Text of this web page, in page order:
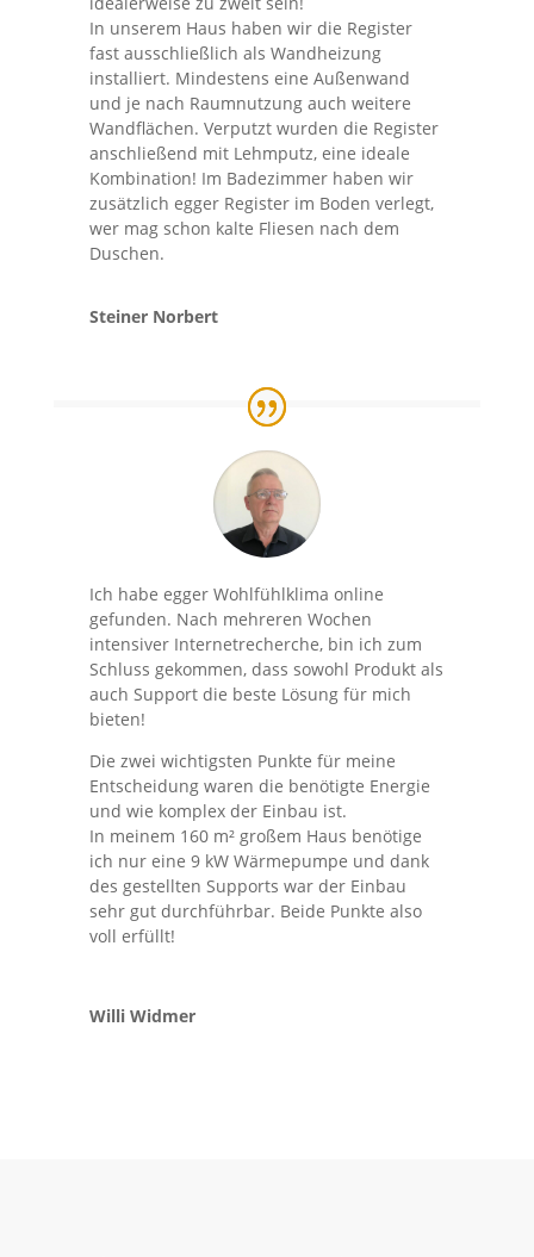
In unserem Haus haben wir die Register
fast ausschließlich als Wandheizung
installiert. Mindestens eine Außenwand
und je nach Raumnutzung auch weitere
Wandflächen. Verputzt wurden die Register
anschließend mit Lehmputz, eine ideale
Kombination! Im Badezimmer haben wir
zusätzlich egger Register im Boden verlegt,
wer mag schon kalte Fliesen nach dem
Duschen.
Steiner Norbert
Ich habe egger Wohlfühlklima online
gefunden. Nach mehreren Wochen
intensiver Internetrecherche, bin ich zum
Schluss gekommen, dass sowohl Produkt als
auch Support die beste Lösung für mich
bieten!
Die zwei wichtigsten Punkte für meine
Entscheidung waren die benötigte Energie
und wie komplex der Einbau ist.
In meinem 160 m² großem Haus benötige
ich nur eine 9 kW Wärmepumpe und dank
des gestellten Supports war der Einbau
sehr gut durchführbar. Beide Punkte also
voll erfüllt!
Willi Widmer